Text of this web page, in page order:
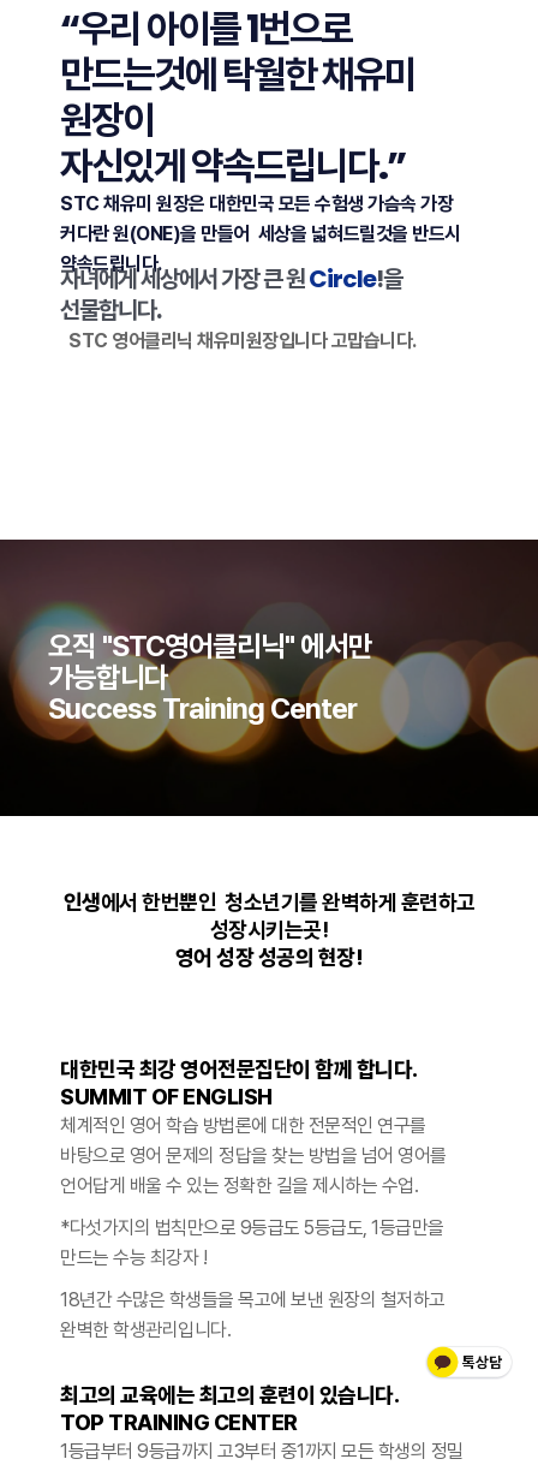
“우리 아이를 1번으로
만드는것에 탁월한 채유미
원장이
자신있게 약속드립니다.”
STC 채유미 원장은 대한민국 모든 수험생 가슴속 가장
커다란 원(ONE)을 만들어 세상을 넓혀드릴것을 반드시
약속드립니다.
자녀에게 세상에서 가장 큰 원Circle!을
선물합니다.
STC 영어클리닉 채유미원장입니다 고맙습니다.
오직 "STC영어클리닉" 에서만
가능합니다
Success Training Center
인생에서 한번뿐인 청소년기를 완벽하게 훈련하고
성장시키는곳!
영어 성장 성공의 현장!
대한민국 최강 영어전문집단이 함께 합니다.
SUMMIT OF ENGLISH
체계적인 영어 학습 방법론에 대한 전문적인 연구를
바탕으로 영어 문제의 정답을 찾는 방법을 넘어 영어를
언어답게 배울 수 있는 정확한 길을 제시하는 수업.
*다섯가지의 법칙만으로 9등급도 5등급도, 1등급만을
만드는 수능 최강자 !
18년간 수많은 학생들을 목고에 보낸 원장의 철저하고
완벽한 학생관리 입니다.
최고의 교육에는 최고의 훈련이 있습니다.
TOP TRAINING CENTER
1등급부터 9등급까지 고3부터 중1까지 모든 학생의 정밀